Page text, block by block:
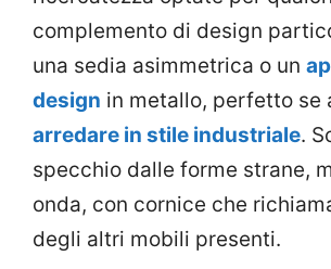
complemento di design
una sedia asimmetrica o un
design in metallo, perfetto se
arredare in stile industriale.
specchio dalle forme strane,
onda, con cornice che
degli altri mobili presenti.